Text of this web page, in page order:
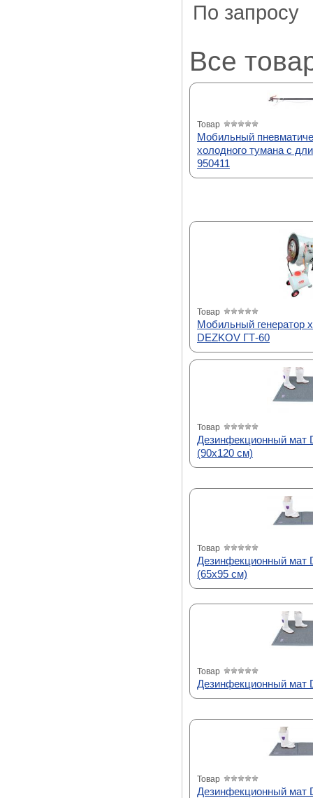
По запросу
Все
Товар
Мобильный
холодного тумана с
950411
Товар
Мобильный генератор
DEZKOV ГТ-60
Товар
Дезинфекционный
(90х120 см)
Товар
Дезинфекционный
(65х95 см)
Товар
Дезинфекционный мат
Товар
Дезинфекционный мат